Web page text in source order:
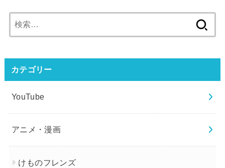
索:
カテゴリー
YouTube
アニメ・漫画
けものフレンズ